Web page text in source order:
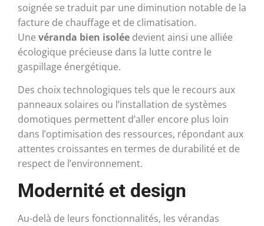
soignée se traduit par une diminution notable de la
facture de chauffage et de climatisation.
Une véranda bien isolée devient ainsi une alliée
écologique précieuse dans la lutte contre le
gaspillage énergétique.
Des choix technologiques tels que le recours aux
panneaux solaires ou l’installation de systèmes
domotiques permettent d’aller encore plus loin
dans l’optimisation des ressources, répondant aux
attentes croissantes en termes de durabilité et de
respect de l’environnement.
Modernité et design
Au-delà de leurs fonctionnalités, les vérandas